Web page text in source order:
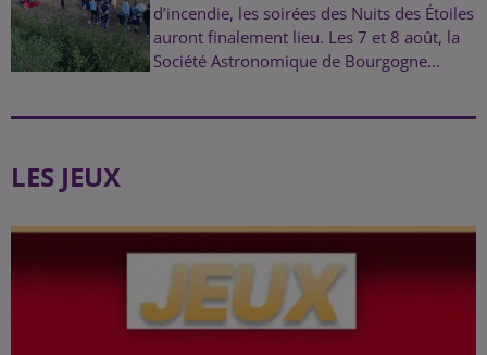
d’incendie, les soirées des Nuits des Étoiles
auront finalement lieu. Les 7 et 8 août, la
Société Astronomique de Bourgogne...
LES JEUX